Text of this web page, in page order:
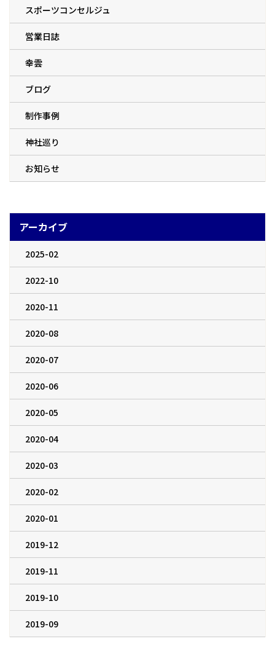
スポーツコンセルジュ
営業日誌
幸雲
ブログ
制作事例
神社巡り
お知らせ
アーカイブ
2025-02
2022-10
2020-11
2020-08
2020-07
2020-06
2020-05
2020-04
2020-03
2020-02
2020-01
2019-12
2019-11
2019-10
2019-09